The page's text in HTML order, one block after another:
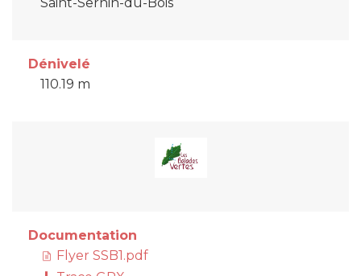
Saint-Sernin-du-Bois
Dénivelé
110.19 m
Documentation
Flyer SSB1.pdf